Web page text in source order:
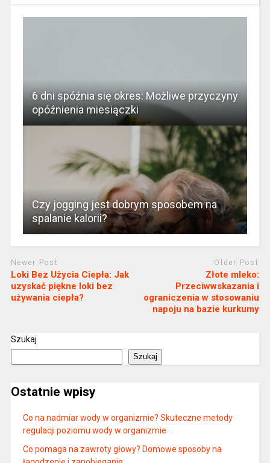
6 dni spóźnia się okres: Możliwe przyczyny
opóźnienia miesiączki
Czy jogging jest dobrym sposobem na
spalanie kalorii?
Newer Post
Loki Bez Użycia Ciepła: Jak
uzyskać piękne loki bez
używania ciepła?
Older Post
Złote mleko:
Przeciwwskazania i
ograniczenia w stosowaniu
napoju na bazie kurkumy
Szukaj
Szukaj
Ostatnie wpisy
Co na nadmiar wody w organizmie? Skuteczne metody
regulacji poziomu wody w organizmie
Co pomaga na zawroty głowy? Domowe sposoby na